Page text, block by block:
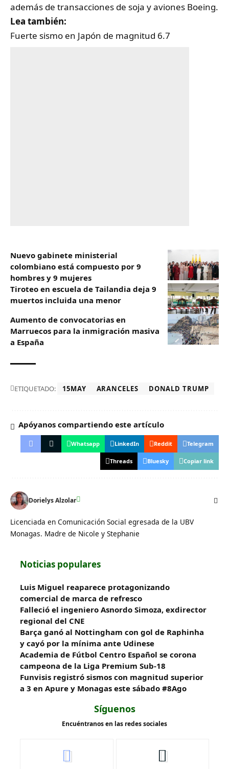
además de transacciones de soja y aviones Boeing.
Lea también:
Fuerte sismo en Japón de magnitud 6.7
Nuevo gabinete ministerial
colombiano está compuesto por 9
hombres y 9 mujeres
Tiroteo en escuela de Tailandia deja 9
muertos incluida una menor
Aumento de convocatorias en
Marruecos para la inmigración masiva
a España
ETIQUETADO: 15MAY ARANCELES DONALD TRUMP
Apóyanos compartiendo este artículo
Whatsapp LinkedIn Reddit Telegram
Threads Bluesky Copiar link
Dorielys Alzolar
Licenciada en Comunicación Social egresada de la UBV
Monagas. Madre de Nicole y Stephanie
Noticias populares
Luis Miguel reaparece protagonizando
comercial de marca de refresco
Falleció el ingeniero Asnordo Simoza, exdirector
regional del CNE
Barça ganó al Nottingham con gol de Raphinha
y cayó por la mínima ante Udinese
Academia de Fútbol Centro Español se corona
campeona de la Liga Premium Sub-18
Funvisis registró sismos con magnitud superior
a 3 en Apure y Monagas este sábado #8Ago
Síguenos
Encuéntranos en las redes sociales